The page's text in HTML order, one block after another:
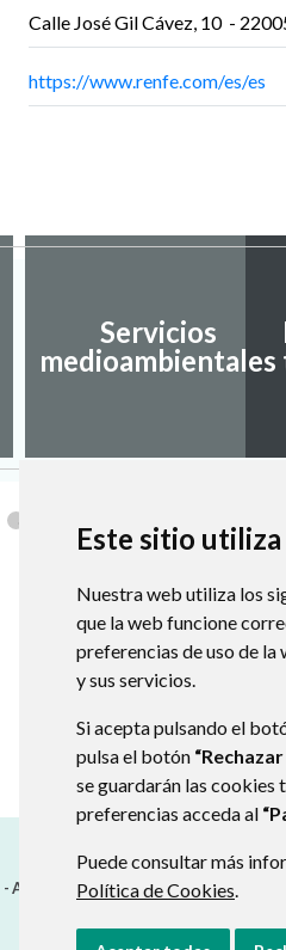
Este sitio
Nuestra web utiliza los
que la web funcione
preferencias de uso de la
y sus servicios.
Si acepta pulsando el
pulsa el botón
se guardarán las cookies
preferencias acceda al
Puede consultar más
Política de Cookies.
Calle José Gil Cávez, 10 -
https://www.renfe.com/es/es
Servicios
medioambientales
- ARAGÓN(ESPAÑA)